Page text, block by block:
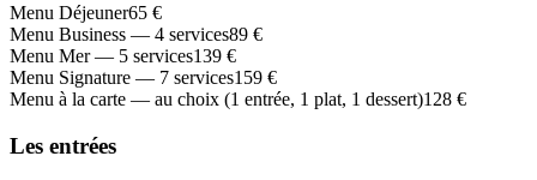
Menu Déjeuner65 €
Menu Business — 4 services89 €
Menu Mer — 5 services139 €
Menu Signature — 7 services159 €
Menu à la carte — au choix (1 entrée, 1 plat, 1 dessert)128 €
Les entrées